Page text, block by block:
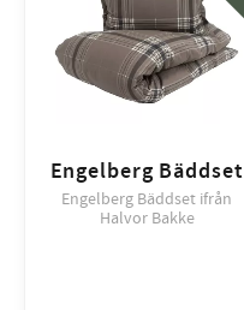
Engelberg Bäddset
Engelberg Bäddset ifrån
Halvor Bakke